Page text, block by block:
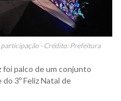
- Crédito: Prefeitura
foi palco de um conjunto
3º Feliz Natal de